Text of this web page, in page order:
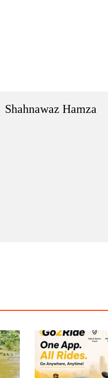
Shahnawaz Hamza